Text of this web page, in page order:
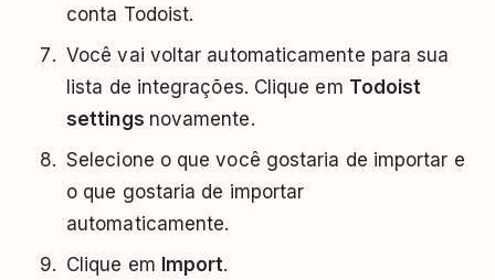
conta Todoist.
Você vai voltar automaticamente para sua
lista de integrações. Clique em Todoist
settings novamente.
Selecione o que você gostaria de importar e
o que gostaria de importar
automaticamente.
Clique em Import.